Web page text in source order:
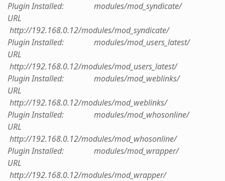
Plugin Installed: modules/mod_syndicate/
URL
http://192.168.0.12/modules/mod_syndicate/
Plugin Installed: modules/mod_users_latest/
URL
http://192.168.0.12/modules/mod_users_latest/
Plugin Installed: modules/mod_weblinks/
URL
http://192.168.0.12/modules/mod_weblinks/
Plugin Installed: modules/mod_whosonline/
URL
http://192.168.0.12/modules/mod_whosonline/
Plugin Installed: modules/mod_wrapper/
URL
http://192.168.0.12/modules/mod_wrapper/